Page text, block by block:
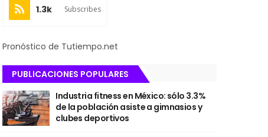
1.3k Subscribes
Pronóstico de Tutiempo.net
PUBLICACIONES POPULARES
Industria fitness en México: sólo 3.3%
de la población asiste a gimnasios y
clubes deportivos